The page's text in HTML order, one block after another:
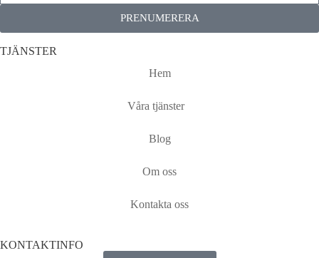
PRENUMERERA
TJÄNSTER
Hem
Våra tjänster
Blog
Om oss
Kontakta oss
KONTAKTINFO